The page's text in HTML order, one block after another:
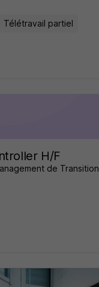
Télétravail partiel
H/F
de Transition